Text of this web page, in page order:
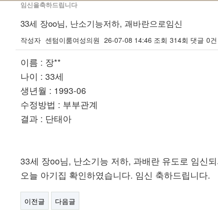
임신을축하드립니다
33세 장oo님, 난소기능저하, 괘바란으로임신
작성자 센텀이룸여성의원 26-07-08 14:46 조회 314회 댓글 0건
이름 : 장**
나이 : 33세
생년월 : 1993-06
수정방법 : 부부관계
결과 : 단태아
33세 장oo님, 난소기능 저하, 과배란 유도로 임신
오늘 아기집 확인하였습니다. 임신 축하드립니다.
이전글 다음글